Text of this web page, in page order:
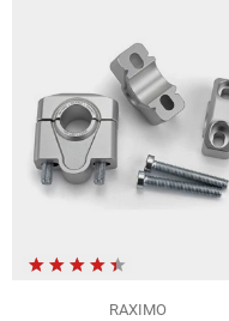
RAXIMO